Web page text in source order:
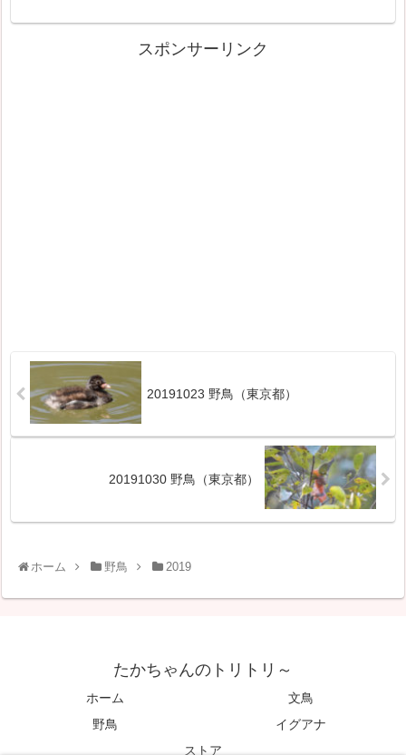
スポンサーリンク
20191023 野鳥（東京都）
20191030 野鳥（東京都）
ホーム 野鳥 2019
たかちゃんのトリトリ～
ホーム
文鳥
野鳥
イグアナ
ストア